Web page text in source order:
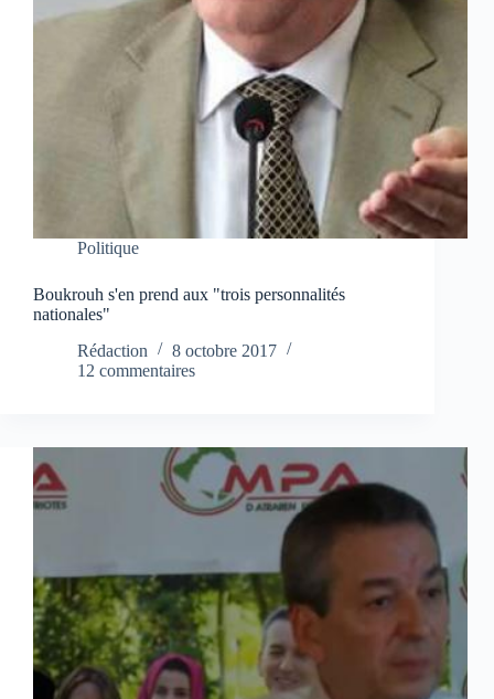
Politique
Boukrouh s'en prend aux "trois personnalités
nationales"
Rédaction
8 octobre 2017
12 commentaires